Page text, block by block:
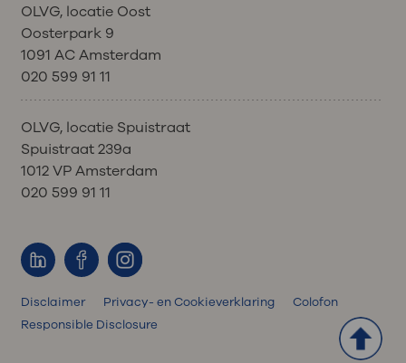
OLVG, locatie Oost
Oosterpark 9
1091 AC Amsterdam
020 599 91 11
OLVG, locatie Spuistraat
Spuistraat 239a
1012 VP Amsterdam
020 599 91 11
Disclaimer Privacy- en Cookieverklaring
Colofon
Responsible Disclosure